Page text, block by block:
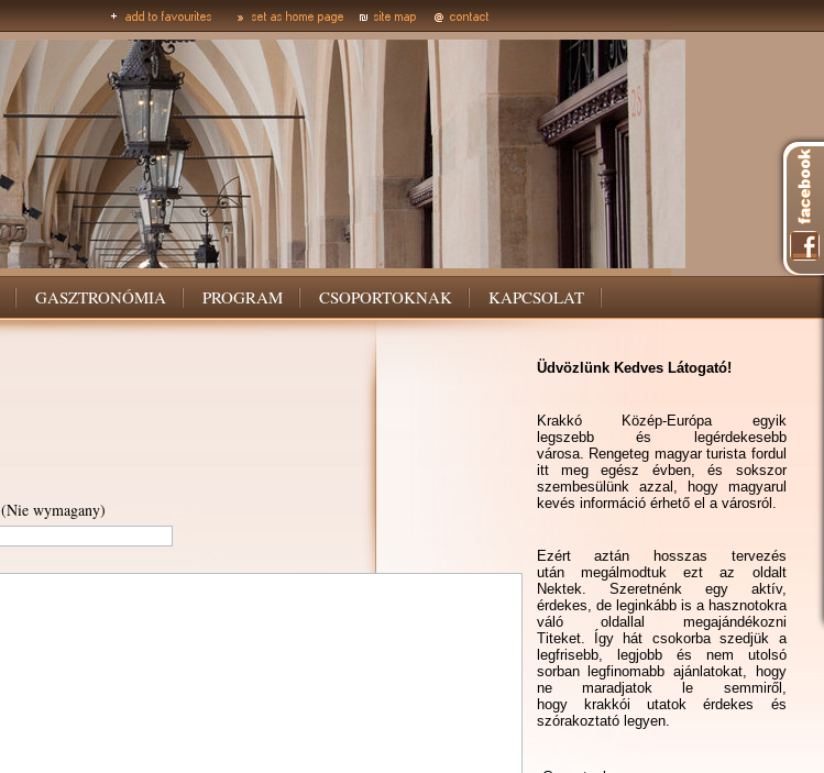
GASZTRONÓMIA PROGRAM CSOPORTOKNAK KAPCSOLAT
(Nie wymagany)
Üdvözlünk Kedves Látogató!
Krakkó Közép-Európa egyik
legszebb és legérdekesebb
városa. Rengeteg magyar turista fordul
itt meg egész évben, és sokszor
szembesülünk azzal, hogy magyarul
kevés információ érhető el a városról.
Ezért aztán hosszas tervezés
után megálmodtuk ezt az oldalt
Nektek. Szeretnénk egy aktív,
érdekes, de leginkább is a hasznotokra
váló oldallal megajándékozni
Titeket. Így hát csokorba szedjük a
legfrisebb, legjobb és nem utolsó
sorban legfinomabb ajánlatokat, hogy
ne maradjatok le semmiről,
hogy krakkói utatok érdekes és
szórakoztató legyen.